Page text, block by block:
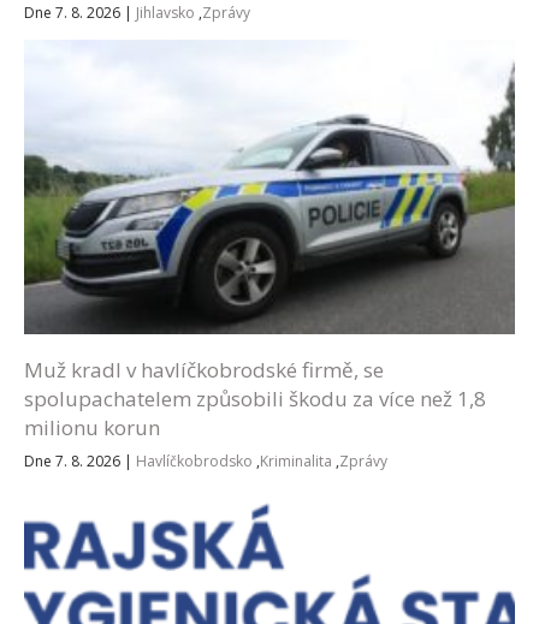
Dne 7. 8. 2026 | Jihlavsko ,Zprávy
Muž kradl v havlíčkobrodské firmě, se
spolupachatelem způsobili škodu za více než 1,8
milionu korun
Dne 7. 8. 2026 | Havlíčkobrodsko ,Kriminalita ,Zprávy